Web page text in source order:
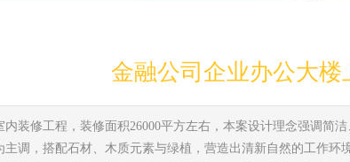
金融公司企业办公大
装修工程，装修面积26000平方左右，本案设计理念强调
调，搭配石材、木质元素与绿植，营造出清新自然的工作